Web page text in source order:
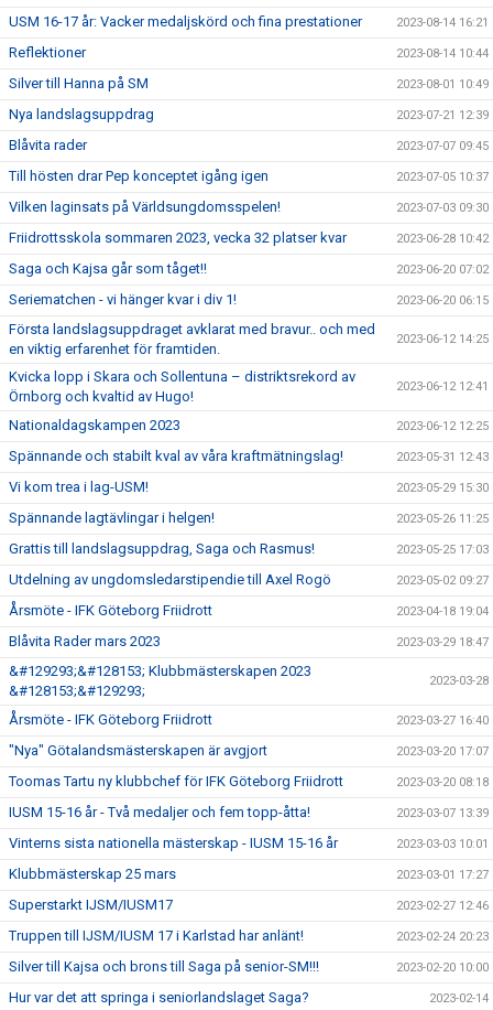
USM 16-17 år: Vacker medaljskörd och fina prestationer 2023-08-14 16:21
Reflektioner 2023-08-14 10:44
Silver till Hanna på SM 2023-08-01 10:49
Nya landslagsuppdrag 2023-07-21 12:39
Blåvita rader 2023-07-07 09:45
Till hösten drar Pep konceptet igång igen 2023-07-05 10:37
Vilken laginsats på Världsungdomsspelen! 2023-07-03 09:30
Friidrottsskola sommaren 2023, vecka 32 platser kvar 2023-06-28 10:42
Saga och Kajsa går som tåget!! 2023-06-20 07:02
Seriematchen - vi hänger kvar i div 1! 2023-06-20 06:15
Första landslagsuppdraget avklarat med bravur.. och med
en viktig erfarenhet för framtiden.
2023-06-12 14:25
Kvicka lopp i Skara och Sollentuna – distriktsrekord av
Örnborg och kvaltid av Hugo!
2023-06-12 12:41
Nationaldagskampen 2023 2023-06-12 12:25
Spännande och stabilt kval av våra kraftmätningslag! 2023-05-31 12:43
Vi kom trea i lag-USM! 2023-05-29 15:30
Spännande lagtävlingar i helgen! 2023-05-26 11:25
Grattis till landslagsuppdrag, Saga och Rasmus! 2023-05-25 17:03
Utdelning av ungdomsledarstipendie till Axel Rogö 2023-05-02 09:27
Årsmöte - IFK Göteborg Friidrott 2023-04-18 19:04
Blåvita Rader mars 2023 2023-03-29 18:47
&#129293;&#128153; Klubbmästerskapen 2023
&#128153;&#129293;
2023-03-28
Årsmöte - IFK Göteborg Friidrott 2023-03-27 16:40
"Nya" Götalandsmästerskapen är avgjort 2023-03-20 17:07
Toomas Tartu ny klubbchef för IFK Göteborg Friidrott 2023-03-20 08:18
IUSM 15-16 år - Två medaljer och fem topp-åtta! 2023-03-07 13:39
Vinterns sista nationella mästerskap - IUSM 15-16 år 2023-03-03 10:01
Klubbmästerskap 25 mars 2023-03-01 17:27
Superstarkt IJSM/IUSM17 2023-02-27 12:46
Truppen till IJSM/IUSM 17 i Karlstad har anlänt! 2023-02-24 20:23
Silver till Kajsa och brons till Saga på senior-SM!!! 2023-02-20 10:00
Hur var det att springa i seniorlandslaget Saga? 2023-02-14